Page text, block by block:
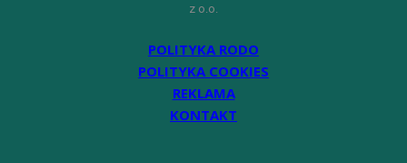
z o.o.
POLITYKA RODO
POLITYKA COOKIES
REKLAMA
KONTAKT